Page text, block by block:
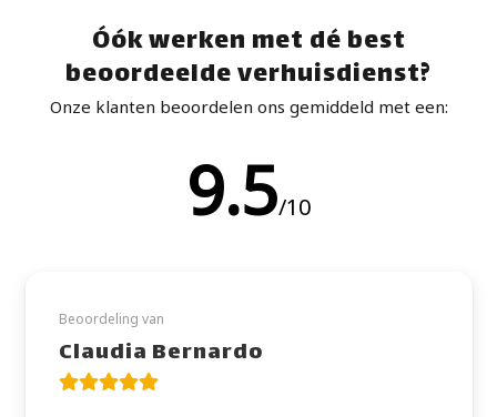
Óók werken met dé best
beoordeelde verhuisdienst?
Onze klanten beoordelen ons gemiddeld met een:
9.5/10
Beoordeling van
Claudia Bernardo